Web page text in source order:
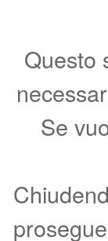
Questo
Se